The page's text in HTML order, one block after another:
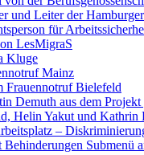
und Leiter der
für
LesMigraS
Kluge
Mainz
Frauennotruf Bielefeld
Demuth aus dem
Helin Yakut und
–
Behinderungen Submenü